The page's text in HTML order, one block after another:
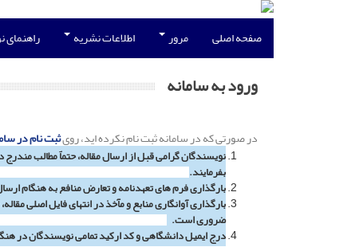
صفحه اصلی مرور اطلاعات نشریه راهنمای
ورود به سامانه
در صورتی که در سامانه ثبت نام نکرده اید، رویثبت نام در
نویسندگان گرامی قبل از ارسال مقاله، حتماً مطالب
بفرمایند.
بارگذاری فرم های تعهدنامه و تعارض منافع به هنگام
بارگذاری آوانگاری منابع و مآخذ در انتهای فایل اصلی
ضروری است.
درج ایمیل دانشگاهی و کد ارکید تمامی نویسندگان در